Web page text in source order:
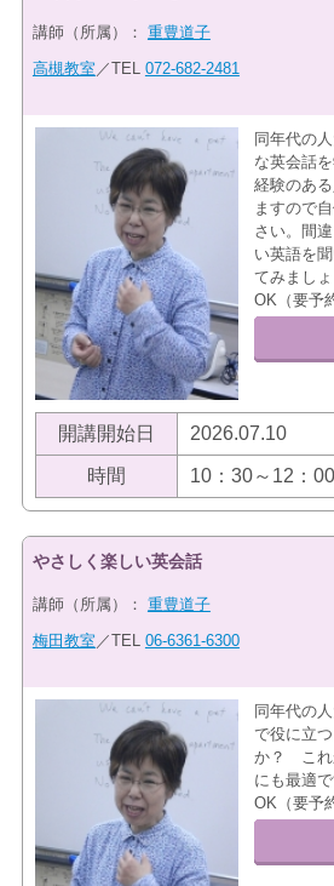
講師（所属）： 重豊道子
高槻教室 ／TEL 072-682-2481
同年代の
な英会話
経験のあ
ますので
さい。間
い英語を
てみまし
OK（要予
開講開始日 2026.07.10
時間 10：30～12：00
やさしく楽しい英会話
講師（所属）： 重豊道子
梅田教室 ／TEL 06-6361-6300
同年代の
で役に立
か？ これ
にも最適
OK（要予